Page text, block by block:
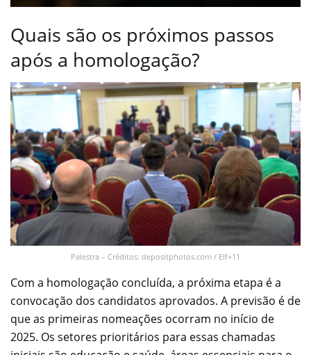
Quais são os próximos passos
após a homologação?
Palestra – Créditos: depositphotos.com / Elf+11
Com a homologação concluída, a próxima etapa é a
convocação dos candidatos aprovados. A previsão é de
que as primeiras nomeações ocorram no início de
2025. Os setores prioritários para essas chamadas